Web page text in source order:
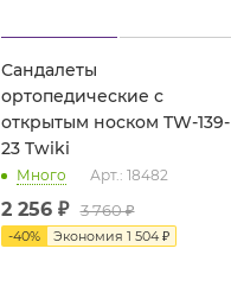
Сандалеты
ортопедические с
открытым носком TW-139-
23 Twiki
Много Арт.: 18482
2 256 ₽ 3 760 ₽
-40% Экономия 1 504 ₽